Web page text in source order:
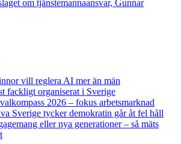
om tjänstemannaansvar, Gunnar
vill reglera AI mer än män
fackligt organiserat i Sverige
2026 – fokus arbetsmarknad
Sverige tycker demokratin går åt fel håll
eller nya generationer – så mäts